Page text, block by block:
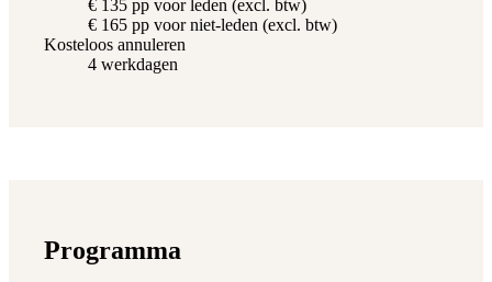
€ 135 pp voor leden (excl. btw)
€ 165 pp voor niet-leden (excl. btw)
Kosteloos annuleren
4 werkdagen
Programma